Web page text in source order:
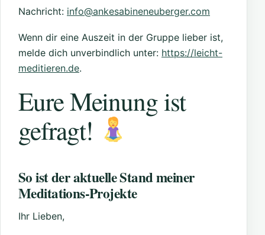
Nachricht: info@ankesabineneuberger.com
Wenn dir eine Auszeit in der Gruppe lieber ist,
melde dich unverbindlich unter: https://leicht-
meditieren.de.
Eure Meinung ist
gefragt!
So ist der aktuelle Stand meiner
Meditations-Projekte
Ihr Lieben,